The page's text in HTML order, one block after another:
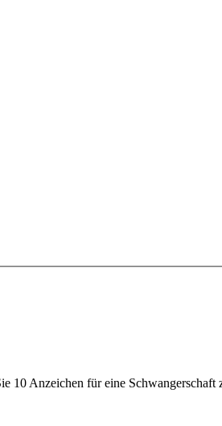
10 Anzeichen für eine Schwangerschaft